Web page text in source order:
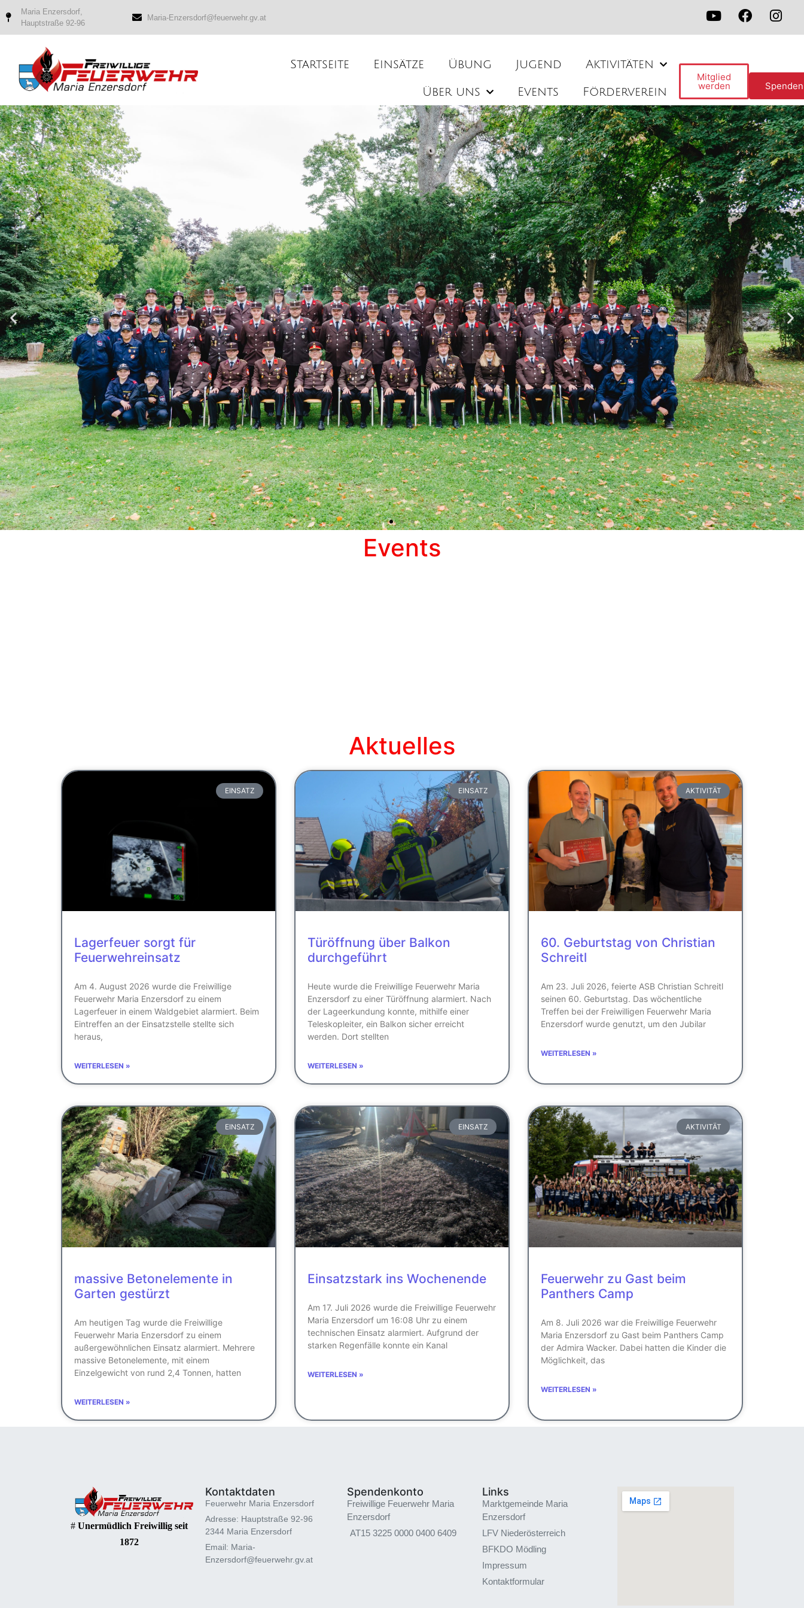
Maria Enzersdorf,
Hauptstraße 92-96
Maria-Enzersdorf@feuerwehr.gv.at
Startseite Einsätze Übung Jugend Aktivitäten
Über uns Events Förderverein
Mitglied
werden Spenden
Events
Aktuelles
EINSATZ
Lagerfeuer sorgt für
Feuerwehreinsatz
Am 4. August 2026 wurde die Freiwillige
Feuerwehr Maria Enzersdorf zu einem
Lagerfeuer in einem Waldgebiet alarmiert. Beim
Eintreffen an der Einsatzstelle stellte sich
heraus,
WEITERLESEN »
EINSATZ
Türöffnung über Balkon
durchgeführt
Heute wurde die Freiwillige Feuerwehr Maria
Enzersdorf zu einer Türöffnung alarmiert. Nach
der Lageerkundung konnte, mithilfe einer
Teleskopleiter, ein Balkon sicher erreicht
werden. Dort stellten
WEITERLESEN »
AKTIVITÄT
60. Geburtstag von Christian
Schreitl
Am 23. Juli 2026, feierte ASB Christian Schreitl
seinen 60. Geburtstag. Das wöchentliche
Treffen bei der Freiwilligen Feuerwehr Maria
Enzersdorf wurde genutzt, um den Jubilar
WEITERLESEN »
EINSATZ
massive Betonelemente in
Garten gestürzt
Am heutigen Tag wurde die Freiwillige
Feuerwehr Maria Enzersdorf zu einem
außergewöhnlichen Einsatz alarmiert. Mehrere
massive Betonelemente, mit einem
Einzelgewicht von rund 2,4 Tonnen, hatten
WEITERLESEN »
EINSATZ
Einsatzstark ins Wochenende
Am 17. Juli 2026 wurde die Freiwillige Feuerwehr
Maria Enzersdorf um 16:08 Uhr zu einem
technischen Einsatz alarmiert. Aufgrund der
starken Regenfälle konnte ein Kanal
WEITERLESEN »
AKTIVITÄT
Feuerwehr zu Gast beim
Panthers Camp
Am 8. Juli 2026 war die Freiwillige Feuerwehr
Maria Enzersdorf zu Gast beim Panthers Camp
der Admira Wacker. Dabei hatten die Kinder die
Möglichkeit, das
WEITERLESEN »
# Unermüdlich Freiwillig seit
1872
Kontaktdaten
Feuerwehr Maria Enzersdorf
Adresse: Hauptstraße 92-96
2344 Maria Enzersdorf
Email: Maria-
Enzersdorf@feuerwehr.gv.at
Spendenkonto
Freiwillige Feuerwehr Maria
Enzersdorf
AT15 3225 0000 0400 6409
Links
Marktgemeinde Maria
Enzersdorf
LFV Niederösterreich
BFKDO Mödling
Impressum
Kontaktformular